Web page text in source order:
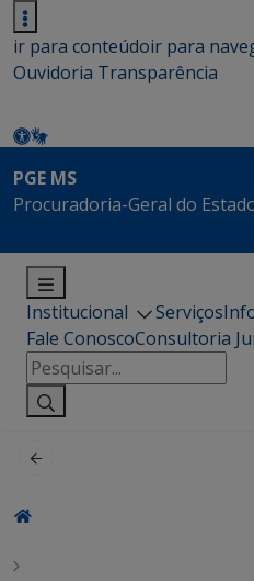
ir para conteúdoir para
Ouvidoria Transparência
PGE MS
Procuradoria-Geral do
Institucional Serviços
Fale ConoscoConsultoria
Pesquisar
por: